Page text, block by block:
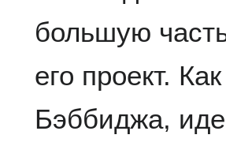
большую
его проект.
Бэббиджа,